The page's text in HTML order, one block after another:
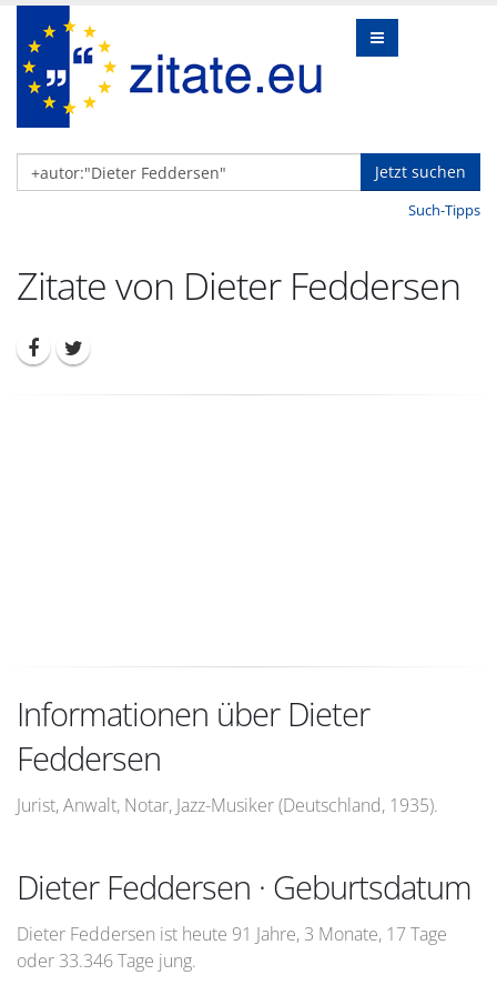
Jetzt suchen
Such-Tipps
Zitate von Dieter Feddersen
Informationen über Dieter
Feddersen
Jurist, Anwalt, Notar, Jazz-Musiker (Deutschland, 1935).
Dieter Feddersen · Geburtsdatum
Dieter Feddersen ist heute 91 Jahre, 3 Monate, 17 Tage
oder 33.346 Tage jung.